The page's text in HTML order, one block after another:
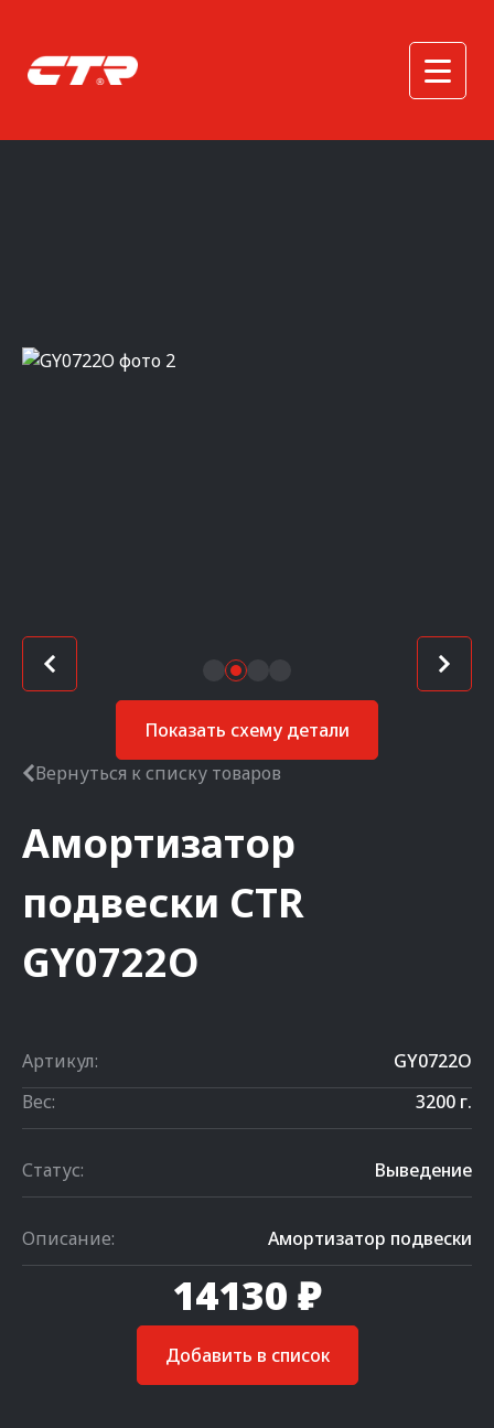
Показать схему детали
Вернуться к списку товаров
Амортизатор
подвески CTR
GY0722O
Артикул:
GY0722O
Вес:
3200 г.
Статус: Выведение
Описание: Амортизатор подвески
14130 ₽
Добавить в список